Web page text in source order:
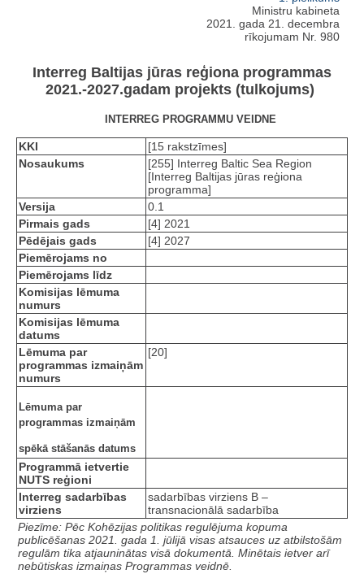
Ministru kabineta
2021. gada 21. decembra
rīkojumam Nr. 980
Interreg Baltijas jūras reģiona programmas
2021.-2027.gadam projekts (tulkojums)
INTERREG PROGRAMMU VEIDNE
KKI
[15 rakstzīmes]
Nosaukums
[255] Interreg Baltic Sea Region
[Interreg Baltijas jūras reģiona
programma]
Versija
0.1
Pirmais gads
[4] 2021
Pēdējais gads
[4] 2027
Piemērojams no
Piemērojams līdz
Komisijas lēmuma
numurs
Komisijas lēmuma
datums
Lēmuma par
programmas izmaiņām
numurs
[20]
Lēmuma par
programmas izmaiņām
spēkā stāšanās datums
Programmā ietvertie
NUTS reģioni
Interreg sadarbības
virziens
sadarbības virziens B –
transnacionālā sadarbība
Piezīme: Pēc Kohēzijas politikas regulējuma kopuma
publicēšanas 2021. gada 1. jūlijā visas atsauces uz atbilstošām
regulām tika atjauninātas visā dokumentā. Minētais ietver arī
nebūtiskas izmaiņas Programmas veidnē.